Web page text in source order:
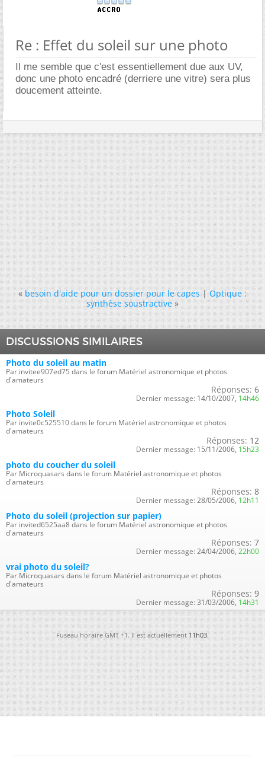
Re : Effet du soleil sur une photo
Il me semble que c'est essentiellement due aux UV,
donc une photo encadré (derriere une vitre) sera plus
doucement atteinte.
« besoin d'aide pour un dossier pour le capes|Optique :
synthèse soustractive »
DISCUSSIONS SIMILAIRES
Photo du soleil au matin
Par invitee907ed75 dans le forum Matériel astronomique et photos
d'amateurs
Réponses: 6
Dernier message: 14/10/2007, 14h46
Photo Soleil
Par invite0c525510 dans le forum Matériel astronomique et photos
d'amateurs
Réponses: 12
Dernier message: 15/11/2006, 15h23
photo du coucher du soleil
Par Microquasars dans le forum Matériel astronomique et photos
d'amateurs
Réponses: 8
Dernier message: 28/05/2006, 12h11
Photo du soleil (projection sur papier)
Par invited6525aa8 dans le forum Matériel astronomique et photos
d'amateurs
Réponses: 7
Dernier message: 24/04/2006, 22h00
vrai photo du soleil?
Par Microquasars dans le forum Matériel astronomique et photos
d'amateurs
Réponses: 9
Dernier message: 31/03/2006, 14h31
Fuseau horaire GMT +1. Il est actuellement11h03.